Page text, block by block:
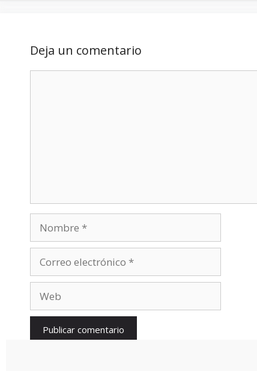
Deja un comentario
electrónico